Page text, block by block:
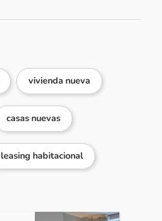
vivienda nueva
casas nuevas
leasing habitacional